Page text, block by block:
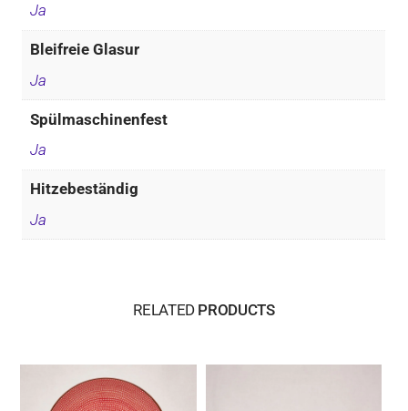
Ja
Bleifreie Glasur
Ja
Spülmaschinenfest
Ja
Hitzebeständig
Ja
RELATEDPRODUCTS